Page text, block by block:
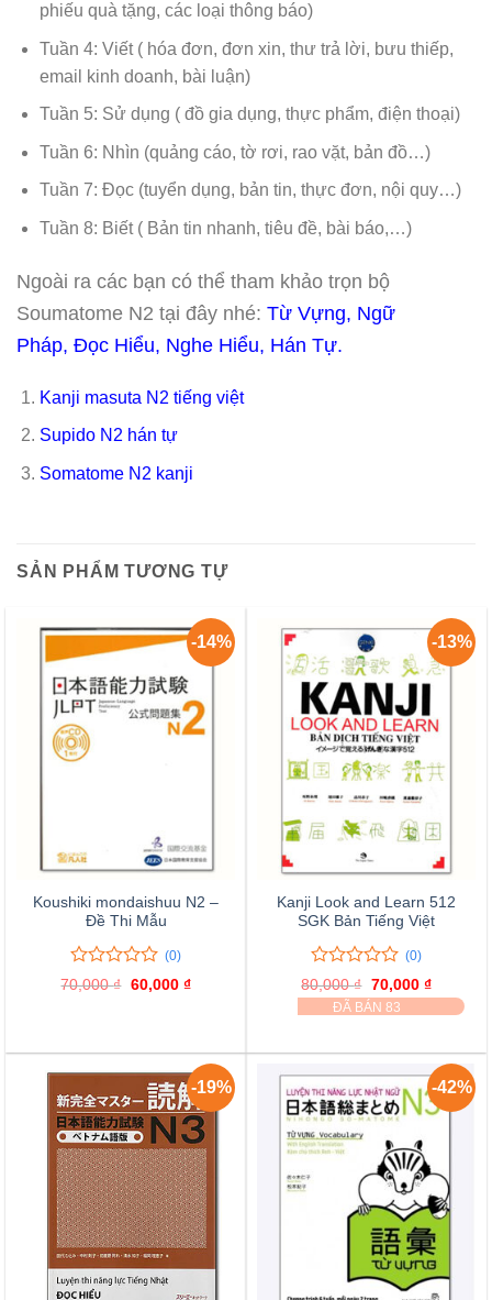
phiếu quà tặng, các loại thông báo)
Tuần 4: Viết ( hóa đơn, đơn xin, thư trả lời, bưu thiếp,
email kinh doanh, bài luận)
Tuần 5: Sử dụng ( đồ gia dụng, thực phẩm, điện thoại)
Tuần 6: Nhìn (quảng cáo, tờ rơi, rao vặt, bản đồ…)
Tuần 7: Đọc (tuyển dụng, bản tin, thực đơn, nội quy…)
Tuần 8: Biết ( Bản tin nhanh, tiêu đề, bài báo,…)
Ngoài ra các bạn có thể tham khảo trọn bộ
Soumatome N2 tại đây nhé: Từ Vựng, Ngữ
Pháp, Đọc Hiểu, Nghe Hiểu, Hán Tự.
Kanji masuta N2 tiếng việt
Supido N2 hán tự
Somatome N2 kanji
SẢN PHẨM TƯƠNG TỰ
-14%
Koushiki mondaishuu N2 –
Đề Thi Mẫu
0
trên
0
giá
(0)
70,000₫ Giá
60,000 ₫Giá
-13%
Kanji Look and Learn 512
SGK Bản Tiếng Việt
0
trên
5
0
giá
(0)
80,000₫ Giá
gốc
là:
70,000 ₫Giá
hiện
tại
ĐÃ BÁN 83
-19% -42%